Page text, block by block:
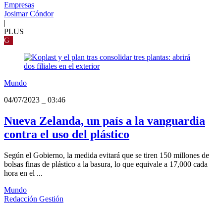
Empresas
Josimar Cóndor
|
PLUS
G
Mundo
04/07/2023
03:46
Nueva Zelanda, un país a la vanguardia
contra el uso del plástico
Según el Gobierno, la medida evitará que se tiren 150 millones de
bolsas finas de plástico a la basura, lo que equivale a 17,000 cada
hora en el ...
Mundo
Redacción Gestión